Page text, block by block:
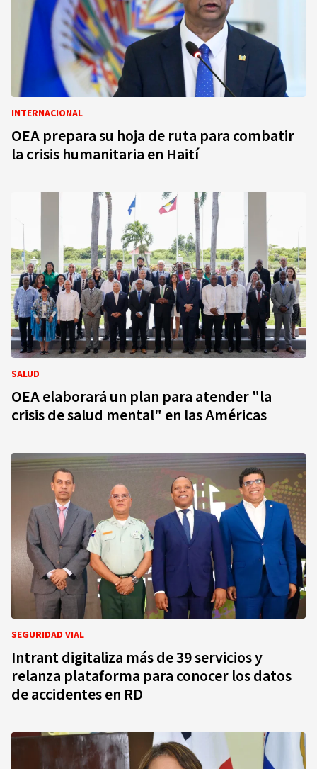
INTERNACIONAL
OEA prepara su hoja de ruta para combatir
la crisis humanitaria en Haití
SALUD
OEA elaborará un plan para atender "la
crisis de salud mental" en las Américas
SEGURIDAD VIAL
Intrant digitaliza más de 39 servicios y
relanza plataforma para conocer los datos
de accidentes en RD